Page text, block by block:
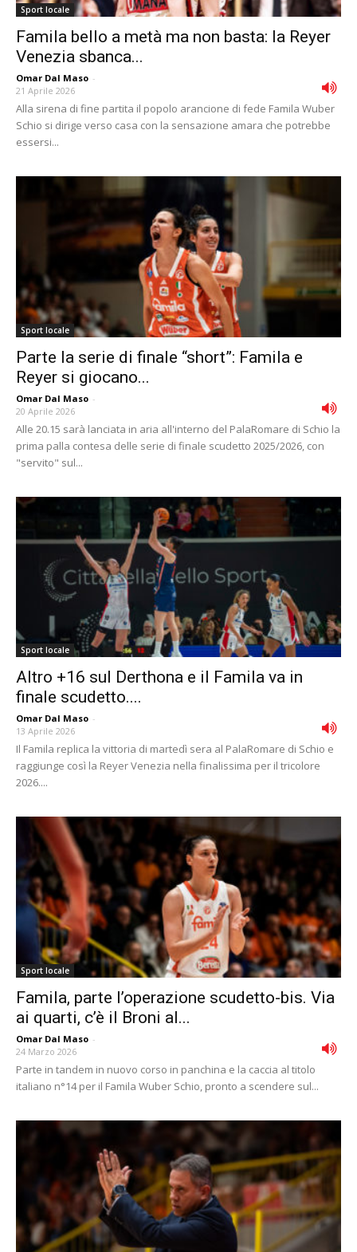
Sport locale
Famila bello a metà ma non basta: la Reyer
Venezia sbanca...
Omar Dal Maso -
21 Aprile 2026
Alla sirena di fine partita il popolo arancione di fede Famila Wuber
Schio si dirige verso casa con la sensazione amara che potrebbe
essersi...
Sport locale
Parte la serie di finale “short”: Famila e
Reyer si giocano...
Omar Dal Maso -
20 Aprile 2026
Alle 20.15 sarà lanciata in aria all'interno del PalaRomare di Schio la
prima palla contesa delle serie di finale scudetto 2025/2026, con
"servito" sul...
Sport locale
Altro +16 sul Derthona e il Famila va in
finale scudetto....
Omar Dal Maso -
13 Aprile 2026
Il Famila replica la vittoria di martedì sera al PalaRomare di Schio e
raggiunge così la Reyer Venezia nella finalissima per il tricolore
2026....
Sport locale
Famila, parte l’operazione scudetto-bis. Via
ai quarti, c’è il Broni al...
Omar Dal Maso -
24 Marzo 2026
Parte in tandem in nuovo corso in panchina e la caccia al titolo
italiano n°14 per il Famila Wuber Schio, pronto a scendere sul...